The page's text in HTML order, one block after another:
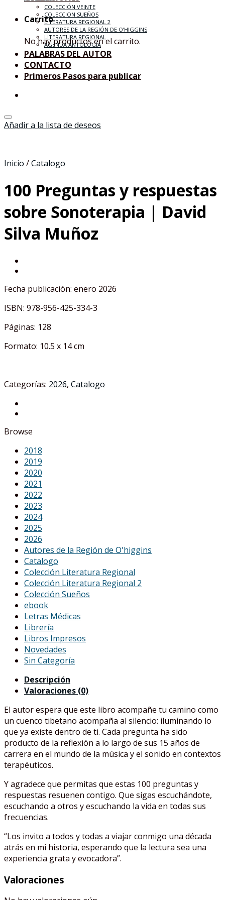
Carrito
No hay productos en el carrito.
COLECCIÓN VEINTE
COLECCION SUEÑOS
LITERATURA REGIONAL 2
AUTORES DE LA REGIÓN DE O’HIGGINS
LITERATURA REGIONAL
AGENDA ANTOLOGÍA
PALABRAS DEL AUTOR
CONTACTO
Primeros Pasos para publicar
Añadir a la lista de deseos
Inicio /Catalogo
100 Preguntas y respuestas
sobre Sonoterapia | David
Silva Muñoz
Fecha publicación: enero 2026
ISBN: 978-956-425-334-3
Páginas: 128
Formato: 10.5 x 14 cm
Categorías: 2026, Catalogo
Browse
2018
2019
2020
2021
2022
2023
2024
2025
2026
Autores de la Región de O'higgins
Catalogo
Colección Literatura Regional
Colección Literatura Regional 2
Colección Sueños
ebook
Letras Médicas
Librería
Libros Impresos
Novedades
Sin Categoría
Descripción
Valoraciones (0)
El autor espera que este libro acompañe tu camino como
un cuenco tibetano acompaña al silencio: iluminando lo
que ya existe dentro de ti. Cada pregunta ha sido
producto de la reflexión a lo largo de sus 15 años de
carrera en el mundo de la música y el sonido en contextos
terapéuticos.
Y agradece que permitas que estas 100 preguntas y
respuestas resuenen contigo. Que sigas escuchándote,
escuchando a otros y escuchando la vida en todas sus
frecuencias.
“Los invito a todos y todas a viajar conmigo una década
atrás en mi historia, esperando que la lectura sea una
experiencia grata y evocadora”.
Valoraciones